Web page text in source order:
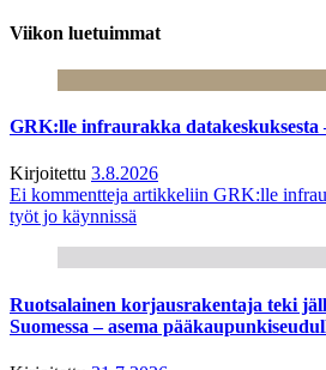
Viikon luetuimmat
GRK:lle infraurakka datakeskuksesta
Kirjoitettu 3.8.2026
Ei kommentteja artikkeliin GRK:lle
työt jo käynnissä
Ruotsalainen korjausrakentaja teki
Suomessa – asema